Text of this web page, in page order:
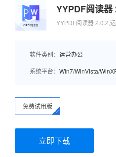
YYPDF阅读器
YYPDF阅读器 2.0.2,
软件类别： 运营办公
系统平台： Win7/WinVista/
免费试用版
立即下载